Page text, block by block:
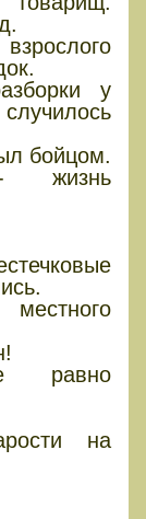
у
бойцом.
жизнь
равно
на